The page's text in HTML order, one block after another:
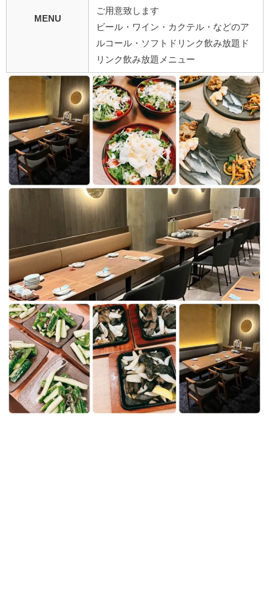
MENU
ご用意致します
ビール・ワイン・カクテル・などのア
ルコール・ソフトドリンク飲み放題 ド
リンク飲み放題メニュー